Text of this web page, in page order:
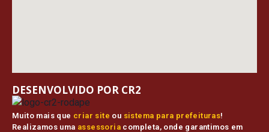
Muito mais que criar site ou sistema para prefeituras!
Realizamos uma assessoria completa, onde garantimos em
DESENVOLVIDO POR CR2